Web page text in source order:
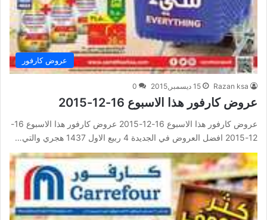
عروض كارفور
Razan ksa 15 ديسمبر,2015 0
عروض كارفور هذا الاسبوع 16-12-2015
عروض كارفور هذا الاسبوع 16-12-2015 عروض كارفور هذا الاسبوع 16-
12-2015 افضل العروض في الجديدة 4 ربيع الاول 1437 هجري والتي…